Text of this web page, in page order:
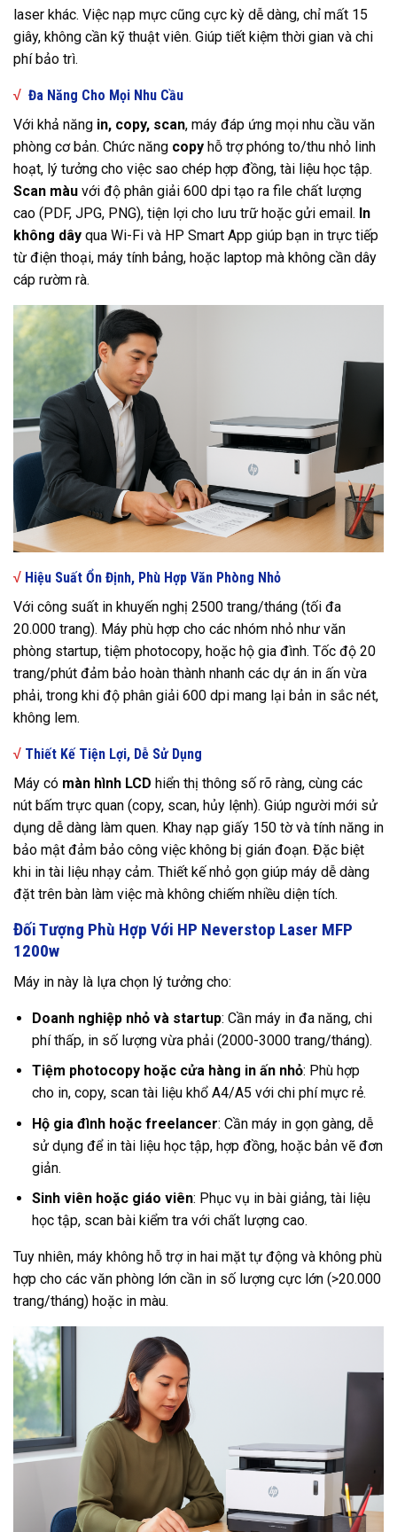
laser khác. Việc nạp mực cũng cực kỳ dễ dàng, chỉ mất 15
giây, không cần kỹ thuật viên. Giúp tiết kiệm thời gian và chi
phí bảo trì.
√ Đa Năng Cho Mọi Nhu Cầu
Với khả năng in, copy, scan, máy đáp ứng mọi nhu cầu văn
phòng cơ bản. Chức năng copy hỗ trợ phóng to/thu nhỏ linh
hoạt, lý tưởng cho việc sao chép hợp đồng, tài liệu học tập.
Scan màu với độ phân giải 600 dpi tạo ra file chất lượng
cao (PDF, JPG, PNG), tiện lợi cho lưu trữ hoặc gửi email. In
không dây qua Wi-Fi và HP Smart App giúp bạn in trực tiếp
từ điện thoại, máy tính bảng, hoặc laptop mà không cần dây
cáp rườm rà.
√ Hiệu Suất Ổn Định, Phù Hợp Văn Phòng Nhỏ
Với công suất in khuyến nghị 2500 trang/tháng (tối đa
20.000 trang). Máy phù hợp cho các nhóm nhỏ như văn
phòng startup, tiệm photocopy, hoặc hộ gia đình. Tốc độ 20
trang/phút đảm bảo hoàn thành nhanh các dự án in ấn vừa
phải, trong khi độ phân giải 600 dpi mang lại bản in sắc nét,
không lem.
√ Thiết Kế Tiện Lợi, Dễ Sử Dụng
Máy có màn hình LCD hiển thị thông số rõ ràng, cùng các
nút bấm trực quan (copy, scan, hủy lệnh). Giúp người mới sử
dụng dễ dàng làm quen. Khay nạp giấy 150 tờ và tính năng in
bảo mật đảm bảo công việc không bị gián đoạn. Đặc biệt
khi in tài liệu nhạy cảm. Thiết kế nhỏ gọn giúp máy dễ dàng
đặt trên bàn làm việc mà không chiếm nhiều diện tích.
Đối Tượng Phù Hợp Với HP Neverstop Laser MFP
1200w
Máy in này là lựa chọn lý tưởng cho:
Doanh nghiệp nhỏ và startup: Cần máy in đa năng, chi
phí thấp, in số lượng vừa phải (2000-3000 trang/tháng).
Tiệm photocopy hoặc cửa hàng in ấn nhỏ: Phù hợp
cho in, copy, scan tài liệu khổ A4/A5 với chi phí mực rẻ.
Hộ gia đình hoặc freelancer: Cần máy in gọn gàng, dễ
sử dụng để in tài liệu học tập, hợp đồng, hoặc bản vẽ đơn
giản.
Sinh viên hoặc giáo viên: Phục vụ in bài giảng, tài liệu
học tập, scan bài kiểm tra với chất lượng cao.
Tuy nhiên, máy không hỗ trợ in hai mặt tự động và không phù
hợp cho các văn phòng lớn cần in số lượng cực lớn (>20.000
trang/tháng) hoặc in màu.